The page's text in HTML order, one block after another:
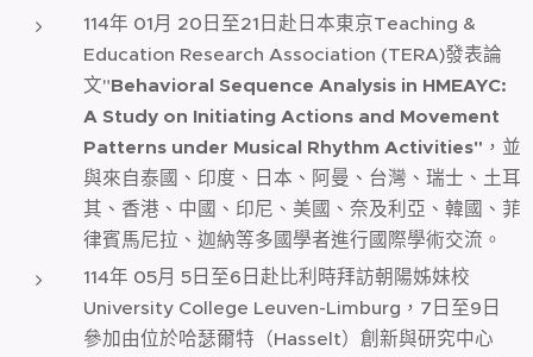
114年 01月 20日至21日赴日本東京Teaching &
Education Research Association (TERA)發表論
文"Behavioral Sequence Analysis in HMEAYC:
A Study on Initiating Actions and Movement
Patterns under Musical Rhythm Activities" ，並
與來自泰國、印度、日本、阿曼、台灣、瑞士、土耳
其、香港、中國、印尼、美國、奈及利亞、韓國、菲
律賓馬尼拉、迦納等多國學者進行國際學術交流。
114年 05月 5日至6日赴比利時拜訪朝陽姊妹校
University College Leuven-Limburg，7日至9日
參加由位於哈瑟爾特（Hasselt）創新與研究中心